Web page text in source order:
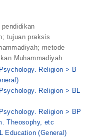
tujuan praksis
metode
Muhammadiyah
Religion > B
Religion > BL
Religion > BP
Theosophy, etc
Education (General)